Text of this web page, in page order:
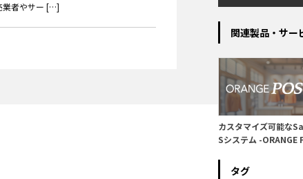
業者やサー […]
関連製品・サー
カスタマイズ可能な
Sシステム -ORANGE
タグ